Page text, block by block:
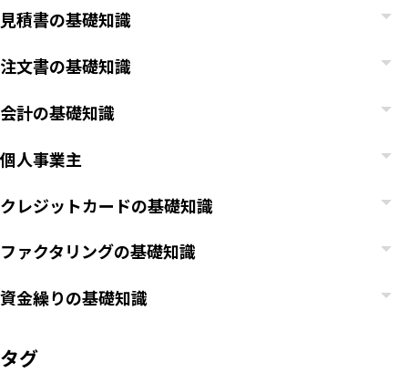
見積書の基礎知識
注文書の基礎知識
会計の基礎知識
個人事業主
クレジットカードの基礎知識
ファクタリングの基礎知識
資金繰りの基礎知識
タグ